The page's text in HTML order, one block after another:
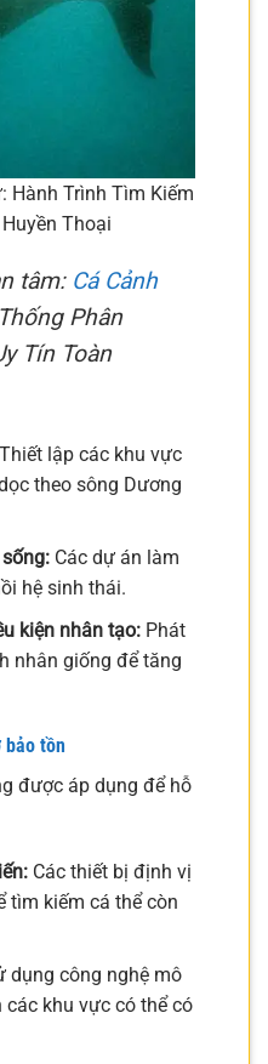
Hành Trình Tìm Kiếm
Thoại
tâm: Cá Cảnh
Phân
Tín Toàn
lập các khu vực
theo sông Dương
Các dự án làm
hệ sinh thái.
kiện nhân tạo:Phát
nhân giống để tăng
bảo tồn
được áp dụng để hỗ
Các thiết bị định vị
tìm kiếm cá thể còn
dụng công nghệ mô
khu vực có thể có